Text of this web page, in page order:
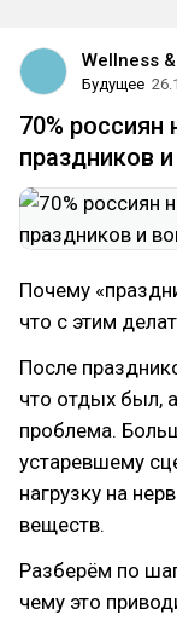
Wellness
Будущее
70%
праздников
Почему
что с этим
После
что отдых был,
проблема.
устаревшему
нагрузку на
веществ.
Разберём по
чему это